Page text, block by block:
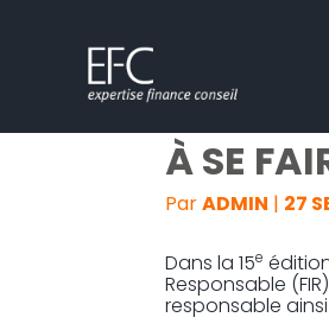
Aller
au
À SE
ParADMIN | 27
Dans la 15e
Responsable
responsable